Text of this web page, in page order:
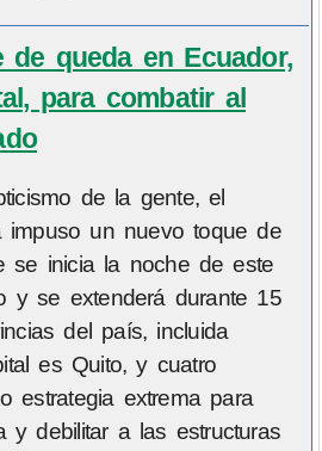
de queda en Ecuador,
para combatir al
de la gente, el
impuso un nuevo toque de
se inicia la noche de este
y se extenderá durante 15
del país, incluida
es Quito, y cuatro
estrategia extrema para
y debilitar a las estructuras